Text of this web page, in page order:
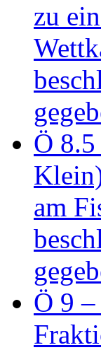
zu
Ö
am
Ö 9